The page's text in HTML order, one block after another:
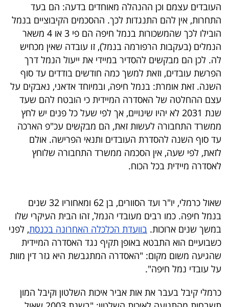
מייל
אדום
פרסמו
באייס
עקבו
אחרינו:
העובדים עצמם וכן ההנהלה מאוחדים בדעה: הם בעד
התחרות, אין להם התנגדות לכך. ההסכמים הקיבוציים בנמל
הובילו לכך שהמשכורות בנמל חיפה הם פי 3 או 4 משאר
הנמלים (בעקבות הרפורמה בנמל), זו עובדה שאין מכחיש
לה. לכן הם מבקשים להסדיר במיידי את ייעול הנמל דרך
הפרשת עובדים, וזאת למשך כמה חודשים בודדים עד סוף
השנה. זאת אומרת: בנמל חיפה, ובמיוחד אדאני, נאבקים על
עצם ההחלטה של האסדרה המיידית כי הובטח להם שעד
שנת 2031 לא יהיו שינויים, אך לפי שעל כל פנים יש לחץ
ממשרד התחבורה לעשות זאת, הם מבקשים עכ"פ הארכה
עד סוף השנה להסדרת העובדים ותנאי הפרישה. אולם
לזאת, לפי שעה, אין הסכמה ממשרד התחבורה שלוחץ
לאסדרה מיידית בכל הכוח.
שאול כרמלי, יו"ר ועד הסוורים, בן 62 ומאחוריו 32 שנים
בנמל חיפה. כמו רבים מעובדי הנמל, זהו הבית העיקרי שלו
במשך שנים ארוכות. בוועדת הכלכלה האחרונה בכנסת, לפני
כשבועיים הוא התבטא באופן תקיף נגד האסדרה המיידית
שהגיעה משום מקום: "האסדרה המתגבשת היא גזר דין מוות
על עובדי נמל חיפה".
כרמלי קיבל בעבר את אות אביר איכות השלטון וקיבל המון